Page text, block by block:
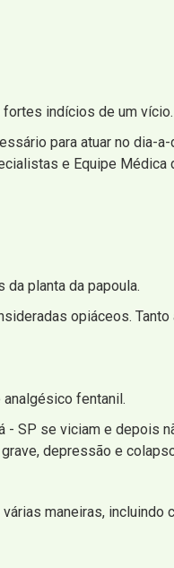
fortes indícios de um vício.
para atuar no dia-a-
e Equipe Médica
planta da papoula.
opiáceos. Tanto
fentanil.
SP se viciam e depois
depressão e
maneiras, incluindo